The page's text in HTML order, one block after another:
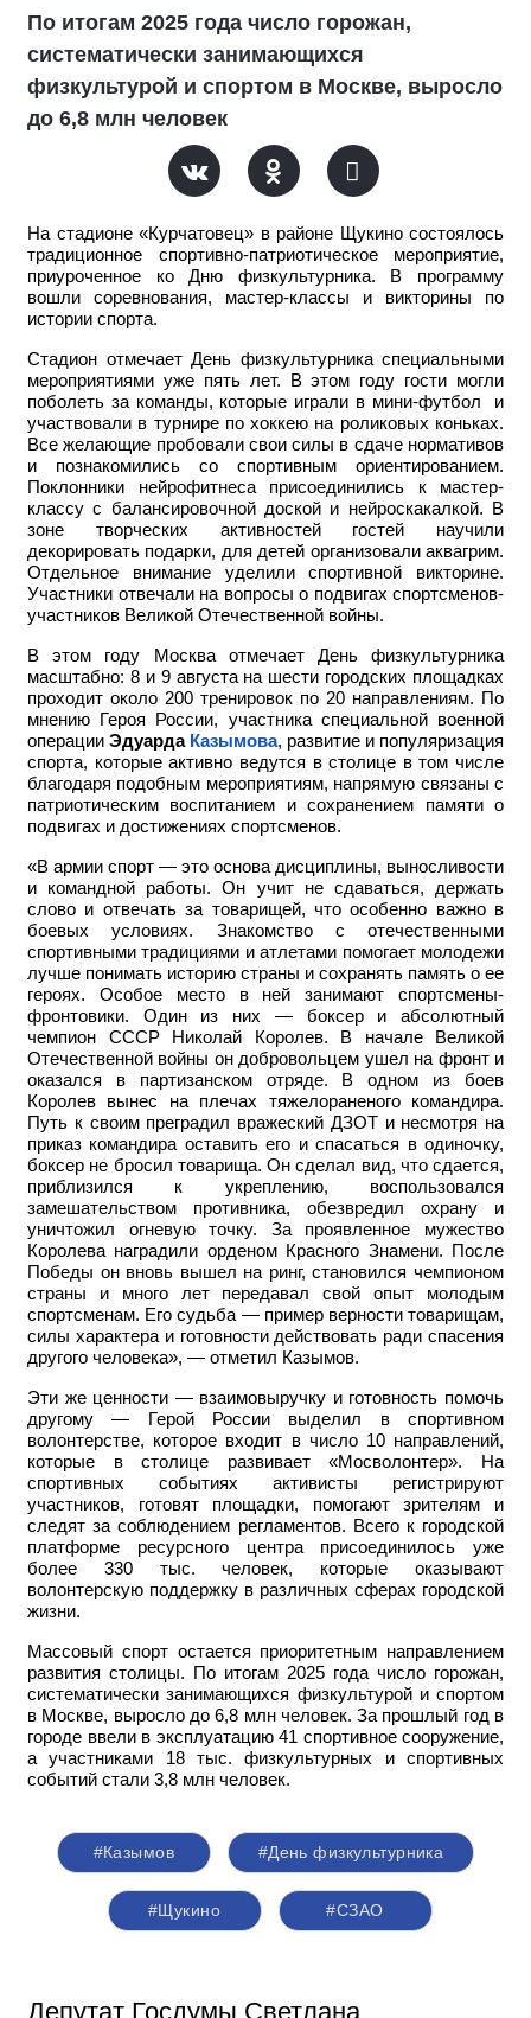
По итогам 2025 года число горожан,
систематически занимающихся
физкультурой и спортом в Москве, выросло
до 6,8 млн человек
На стадионе «Курчатовец» в районе Щукино состоялось
традиционное спортивно-патриотическое мероприятие,
приуроченное ко Дню физкультурника. В программу
вошли соревнования, мастер-классы и викторины по
истории спорта.
Стадион отмечает День физкультурника специальными
мероприятиями уже пять лет. В этом году гости могли
поболеть за команды, которые играли в мини-футбол и
участвовали в турнире по хоккею на роликовых коньках.
Все желающие пробовали свои силы в сдаче нормативов
и познакомились со спортивным ориентированием.
Поклонники нейрофитнеса присоединились к мастер-
классу с балансировочной доской и нейроскакалкой. В
зоне творческих активностей гостей научили
декорировать подарки, для детей организовали аквагрим.
Отдельное внимание уделили спортивной викторине.
Участники отвечали на вопросы о подвигах спортсменов-
участников Великой Отечественной войны.
В этом году Москва отмечает День физкультурника
масштабно: 8 и 9 августа на шести городских площадках
проходит около 200 тренировок по 20 направлениям. По
мнению Героя России, участника специальной военной
операции Эдуарда Казымова, развитие и популяризация
спорта, которые активно ведутся в столице в том числе
благодаря подобным мероприятиям, напрямую связаны с
патриотическим воспитанием и сохранением памяти о
подвигах и достижениях спортсменов.
«В армии спорт — это основа дисциплины, выносливости
и командной работы. Он учит не сдаваться, держать
слово и отвечать за товарищей, что особенно важно в
боевых условиях. Знакомство с отечественными
спортивными традициями и атлетами помогает молодежи
лучше понимать историю страны и сохранять память о ее
героях. Особое место в ней занимают спортсмены-
фронтовики. Один из них — боксер и абсолютный
чемпион СССР Николай Королев. В начале Великой
Отечественной войны он добровольцем ушел на фронт и
оказался в партизанском отряде. В одном из боев
Королев вынес на плечах тяжелораненого командира.
Путь к своим преградил вражеский ДЗОТ и несмотря на
приказ командира оставить его и спасаться в одиночку,
боксер не бросил товарища. Он сделал вид, что сдается,
приблизился к укреплению, воспользовался
замешательством противника, обезвредил охрану и
уничтожил огневую точку. За проявленное мужество
Королева наградили орденом Красного Знамени. После
Победы он вновь вышел на ринг, становился чемпионом
страны и много лет передавал свой опыт молодым
спортсменам. Его судьба — пример верности товарищам,
силы характера и готовности действовать ради спасения
другого человека», — отметил Казымов.
Эти же ценности — взаимовыручку и готовность помочь
другому — Герой России выделил в спортивном
волонтерстве, которое входит в число 10 направлений,
которые в столице развивает «Мосволонтер». На
спортивных событиях активисты регистрируют
участников, готовят площадки, помогают зрителям и
следят за соблюдением регламентов. Всего к городской
платформе ресурсного центра присоединилось уже
более 330 тыс. человек, которые оказывают
волонтерскую поддержку в различных сферах городской
жизни.
Массовый спорт остается приоритетным направлением
развития столицы. По итогам 2025 года число горожан,
систематически занимающихся физкультурой и спортом
в Москве, выросло до 6,8 млн человек. За прошлый год в
городе ввели в эксплуатацию 41 спортивное сооружение,
а участниками 18 тыс. физкультурных и спортивных
событий стали 3,8 млн человек.
#Казымов #День физкультурника
#Щукино #СЗАО
Депутат Госдумы Светлана